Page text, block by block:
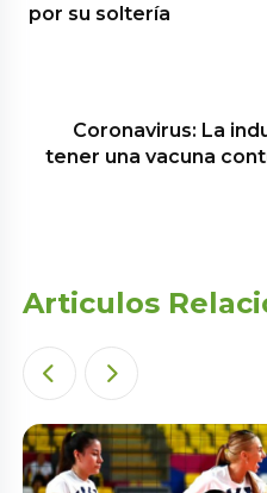
por su soltería
Coronavirus: La
tener una vacuna
Articulos